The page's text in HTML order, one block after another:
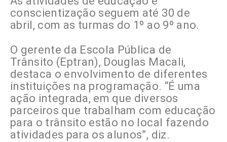
conscientização seguem até 30 de
abril, com as turmas do 1º ao 9º ano.
O gerente da Escola Pública de
Trânsito (Eptran), Douglas Macali,
destaca o envolvimento de diferentes
instituições na programação. “É uma
ação integrada, em que diversos
parceiros que trabalham com educação
para o trânsito estão no local fazendo
atividades para os alunos”, diz.